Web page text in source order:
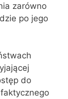
zarówno
po jego
do